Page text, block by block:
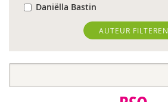
Daniëlla Bastin
Joyce Blauwhoff
Robbert Blokland
AUTEUR FILTEREN